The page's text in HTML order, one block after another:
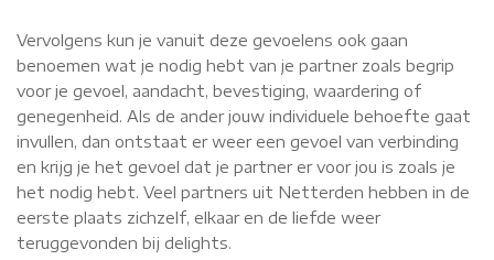
Vervolgens kun je vanuit deze gevoelens ook gaan
benoemen wat je nodig hebt van je partner zoals begrip
voor je gevoel, aandacht, bevestiging, waardering of
genegenheid. Als de ander jouw individuele behoefte gaat
invullen, dan ontstaat er weer een gevoel van verbinding
en krijg je het gevoel dat je partner er voor jou is zoals je
het nodig hebt. Veel partners uit Netterden hebben in de
eerste plaats zichzelf, elkaar en de liefde weer
teruggevonden bij delights.